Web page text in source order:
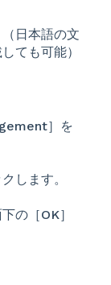
日本語の文
ても可能）
］を
します。
の［OK］